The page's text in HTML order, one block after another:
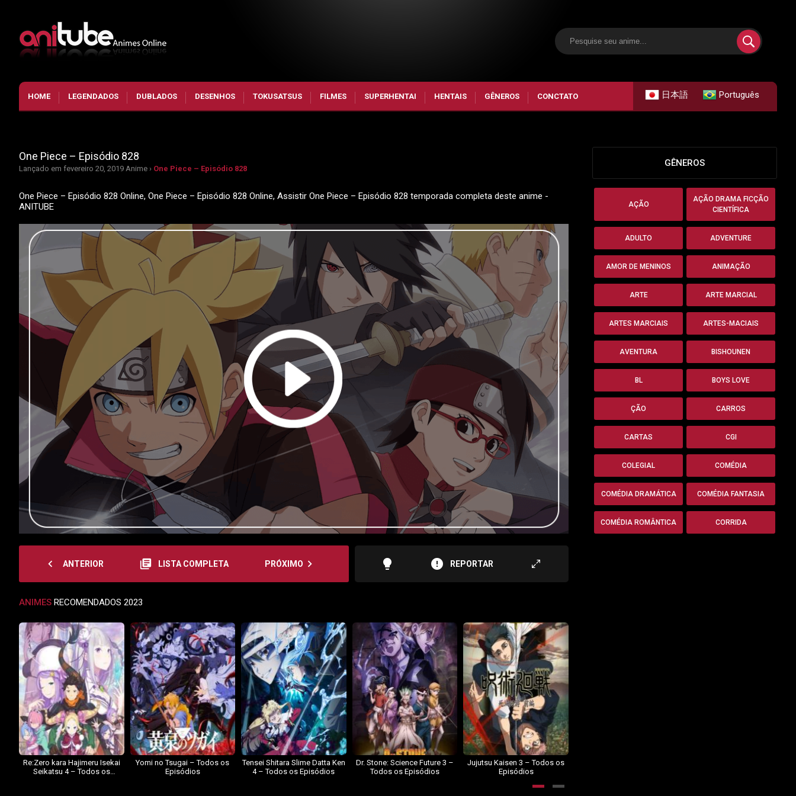
HOME LEGENDADOS DUBLADOS DESENHOS TOKUSATSUS FILMES SUPERHENTAI HENTAIS GÊNEROS CONCTATO 日本語 Português
One Piece – Episódio 828
Lançado em fevereiro 20, 2019 Anime › One Piece – Episódio 828
One Piece – Episódio 828 Online, One Piece – Episódio 828 Online, Assistir One Piece – Episódio 828 temporada completa deste anime -
ANITUBE
navigate_before ANTERIOR library_books LISTA COMPLETA PRÓXIMO navigate_next lightbulb error REPORTAR
ANIMES RECOMENDADOS 2023
Re:Zero kara Hajimeru Isekai
Seikatsu 4 – Todos os
Yomi no Tsugai – Todos os
Episódios
Tensei Shitara Slime Datta Ken
4 – Todos os Episódios
Dr. Stone: Science Future 3 –
Todos os Episódios
Jujutsu Kaisen 3 – Todos os
Episódios
GÊNEROS
AÇÃO
AÇÃO DRAMA FICÇÃO
CIENTÍFICA
ADULTO ADVENTURE
AMOR DE MENINOS ANIMAÇÃO
ARTE ARTE MARCIAL
ARTES MARCIAIS ARTES-MACIAIS
AVENTURA BISHOUNEN
BL BOYS LOVE
ÇÃO CARROS
CARTAS CGI
COLEGIAL COMÉDIA
COMÉDIA DRAMÁTICA COMÉDIA FANTASIA
COMÉDIA ROMÂNTICA CORRIDA